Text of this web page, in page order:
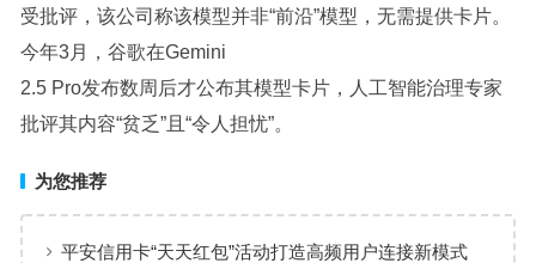
受批评，该公司称该模型并非“前沿”模型，无需提供卡片。
今年3月，谷歌在Gemini
2.5 Pro发布数周后才公布其模型卡片，人工智能治理专家
批评其内容“贫乏”且“令人担忧”。
为您推荐
平安信用卡“天天红包”活动打造高频用户连接新模式